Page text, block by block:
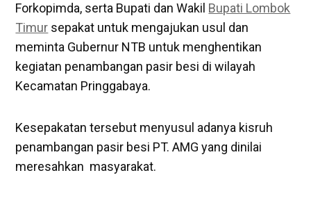
Forkopimda, serta Bupati dan Wakil Bupati Lombok
Timur sepakat untuk mengajukan usul dan
meminta Gubernur NTB untuk menghentikan
kegiatan penambangan pasir besi di wilayah
Kecamatan Pringgabaya.
Kesepakatan tersebut menyusul adanya kisruh
penambangan pasir besi PT. AMG yang dinilai
meresahkan masyarakat.